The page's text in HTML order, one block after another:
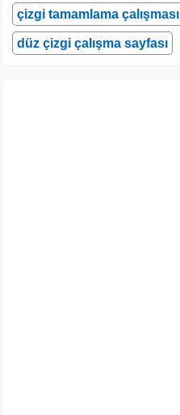
çizgi tamamlama çalışması
düz çizgi çalışma sayfası